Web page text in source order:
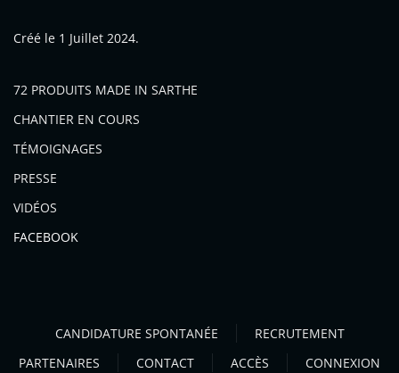
Créé le 1 Juillet 2024.
72 PRODUITS MADE IN SARTHE
CHANTIER EN COURS
TÉMOIGNAGES
PRESSE
VIDÉOS
FACEBOOK
CANDIDATURE SPONTANÉE
RECRUTEMENT
PARTENAIRES
CONTACT ACCÈS CONNEXION